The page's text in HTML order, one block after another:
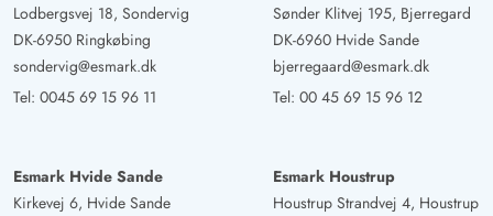
Lodbergsvej 18, Sondervig
DK-6950 Ringkøbing
sondervig@esmark.dk
Tel: 0045 69 15 96 11
Sønder Klitvej 195, Bjerregard
DK-6960 Hvide Sande
bjerregaard@esmark.dk
Tel: 00 45 69 15 96 12
Esmark Hvide Sande
Kirkevej 6, Hvide Sande
Esmark Houstrup
Houstrup Strandvej 4, Houstrup